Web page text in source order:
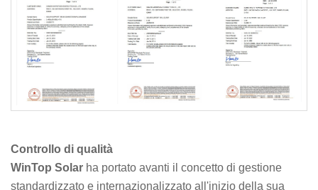
Controllo di qualità
WinTop Solar ha portato avanti il ​​​​concetto di gestione
standardizzato e internazionalizzato all'inizio della sua